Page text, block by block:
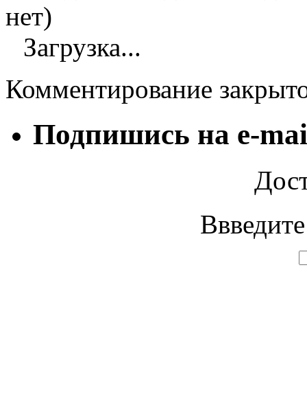
нет)
Загрузка...
Комментирование
Подпишись на e-